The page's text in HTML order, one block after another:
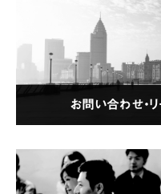
お問い合わせ・リ